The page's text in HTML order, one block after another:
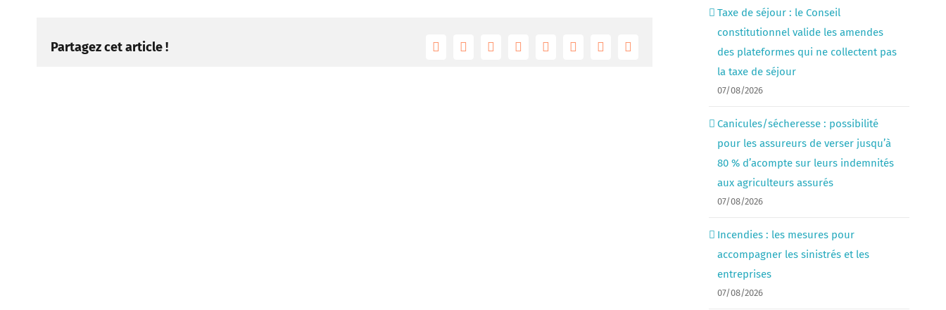
Partagez cet article ! FacebookTwitterRedditLinkedInTumblrPinterest
Vk Email
Taxe de séjour : le Conseil
constitutionnel valide les amendes
des plateformes qui ne collectent pas
la taxe de séjour
07/08/2026
Canicules/sécheresse : possibilité
pour les assureurs de verser jusqu’à
80 % d’acompte sur leurs indemnités
aux agriculteurs assurés
07/08/2026
Incendies : les mesures pour
accompagner les sinistrés et les
entreprises
07/08/2026